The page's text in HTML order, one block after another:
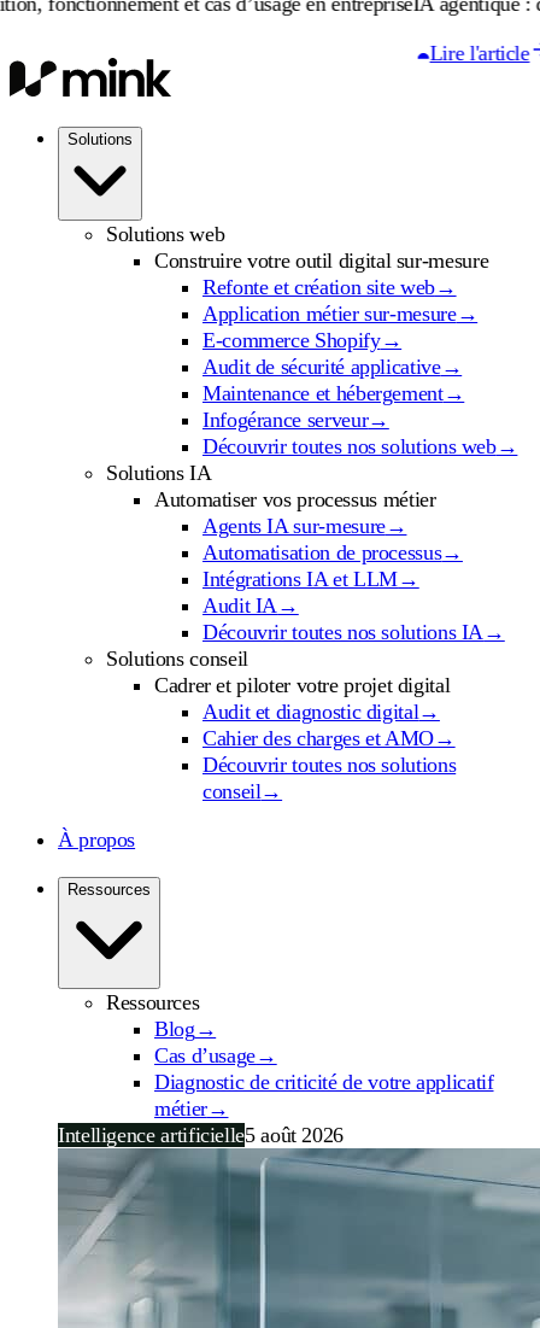
Solutions
Solutions web
Construire votre outil digital sur-mesure
Refonte et création site web→
Application métier sur-mesure→
E-commerce Shopify→
Audit de sécurité applicative→
Maintenance et hébergement→
Infogérance serveur→
Découvrir toutes nos solutions web→
Solutions IA
Automatiser vos processus métier
Agents IA sur-mesure→
Automatisation de processus→
Intégrations IA et LLM→
Audit IA→
Découvrir toutes nos solutions IA→
Solutions conseil
Cadrer et piloter votre projet digital
Audit et diagnostic digital→
Cahier des charges et AMO→
Découvrir toutes nos solutions
conseil→
À propos
Ressources
Ressources
Blog →
Cas d’usage→
Diagnostic de criticité de votre applicatif
métier→
Intelligence artificielle5 août 2026